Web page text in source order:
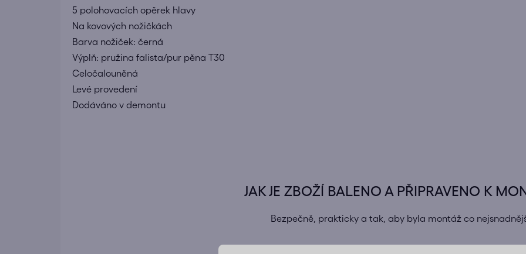
5 polohovacích opěrek hlavy
Na kovových nožičkách
Barva nožiček: černá
Výplň: pružina falista/pur pěna T30
Celočalouněná
Levé provedení
Dodáváno v demontu
JAK JE ZBOŽÍ BALENO A PŘIPRAVENO K
Bezpečně, prakticky a tak, aby byla montáž co